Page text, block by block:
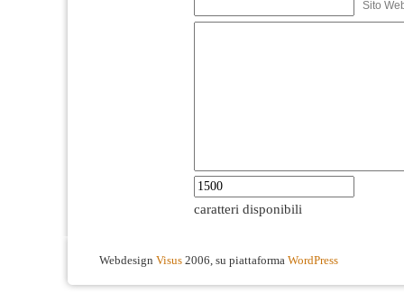
Sito
caratteri disponibili
Webdesign Visus 2006, su piattaforma WordPress